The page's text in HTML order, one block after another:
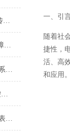
Sunshy-3000预付费系统简化了传统的收费流程
NY3000机房电源监控系统：保障数据中心稳定运行的关键
Akey310预付费充值及能耗管理系统Akey310技术参数
HiggspowerPS3000大学电力监控系统：构建安全、高效、节能的校园电力环境
PD6000-25多功能电力仪表数显表-产品介绍
一、引
随着社
捷性，
活、高
和应用